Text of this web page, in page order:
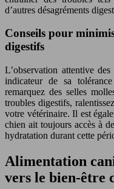
d’autres désagréments
Conseils pour
digestifs
L’observation attentive
indicateur de sa
remarquez des selles
troubles digestifs,
votre vétérinaire. Il est
chien ait toujours accès à
hydratation durant cette
Alimentation
vers le bien-être